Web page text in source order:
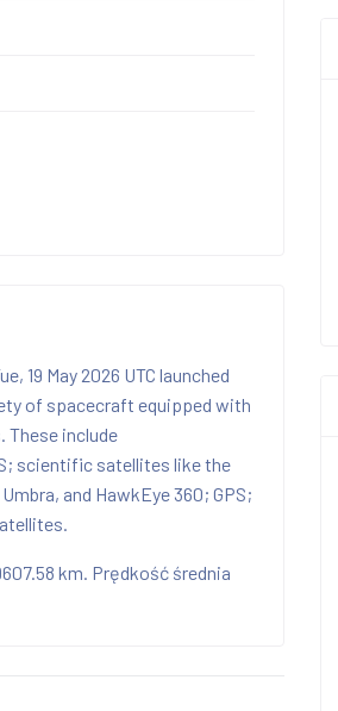
19 May 2026 UTC launched
of spacecraft equipped with
include
scientific satellites like the
and HawkEye 360; GPS;
km. Prędkość średnia